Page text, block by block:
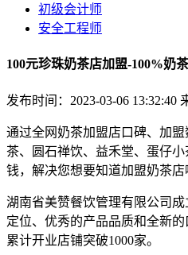
初级会计师
安全工程师
100元珍珠奶茶店加盟-100%奶
发布时间：2023-03-06 13:32:40
通过全网奶茶加盟店口碑、加
茶、圆石禅饮、益禾堂、蛋仔
钱，解决您想要知道加盟奶茶
湖南省美赞餐饮管理有限公司
定位、优秀的产品品质和全新
累计开业店铺突破1000家。